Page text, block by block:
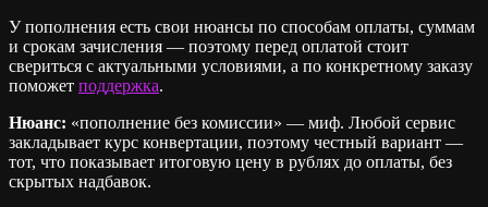
У пополнения есть свои нюансы по способам оплаты, суммам
и срокам зачисления — поэтому перед оплатой стоит
свериться с актуальными условиями, а по конкретному заказу
поможет поддержка.
Нюанс: «пополнение без комиссии» — миф. Любой сервис
закладывает курс конвертации, поэтому честный вариант —
тот, что показывает итоговую цену в рублях до оплаты, без
скрытых надбавок.